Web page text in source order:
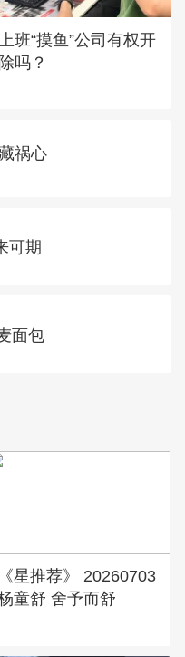
上班“摸鱼”公司有权开
除吗？
祸心
可期
面包
《星推荐》 20260703
童舒 舍予而舒